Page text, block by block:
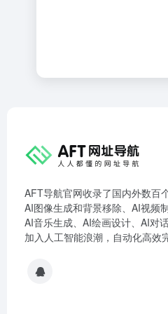
AFT导航官网收录了国内外数百
AI图像生成和背景移除、AI视频
AI音乐生成、AI绘画设计、AI对
加入人工智能浪潮，自动化高效